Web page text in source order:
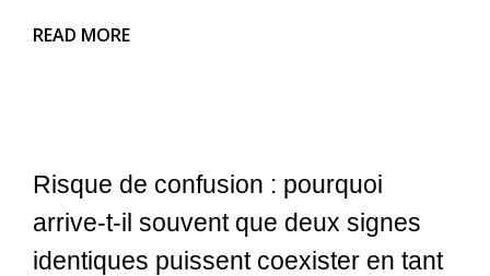
READ MORE
Risque de confusion : pourquoi
arrive-t-il souvent que deux signes
identiques puissent coexister en tant